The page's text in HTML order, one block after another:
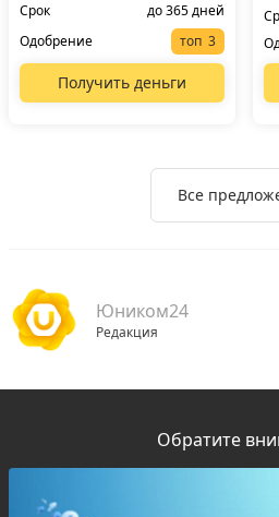
Срок
до 365 дней
Одобрение
топ
Получить деньги
Все
Юником24
Редакция
Обратите